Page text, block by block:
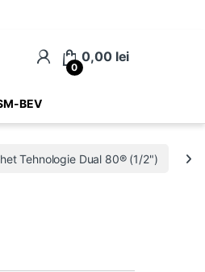
0
0,00 lei
BEV
Tehnologie Dual 80® (1/2")